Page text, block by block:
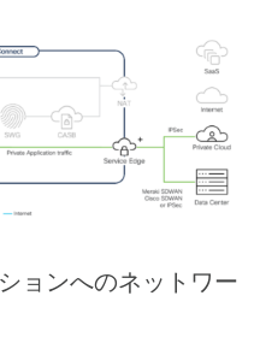
ョンへのネットワー